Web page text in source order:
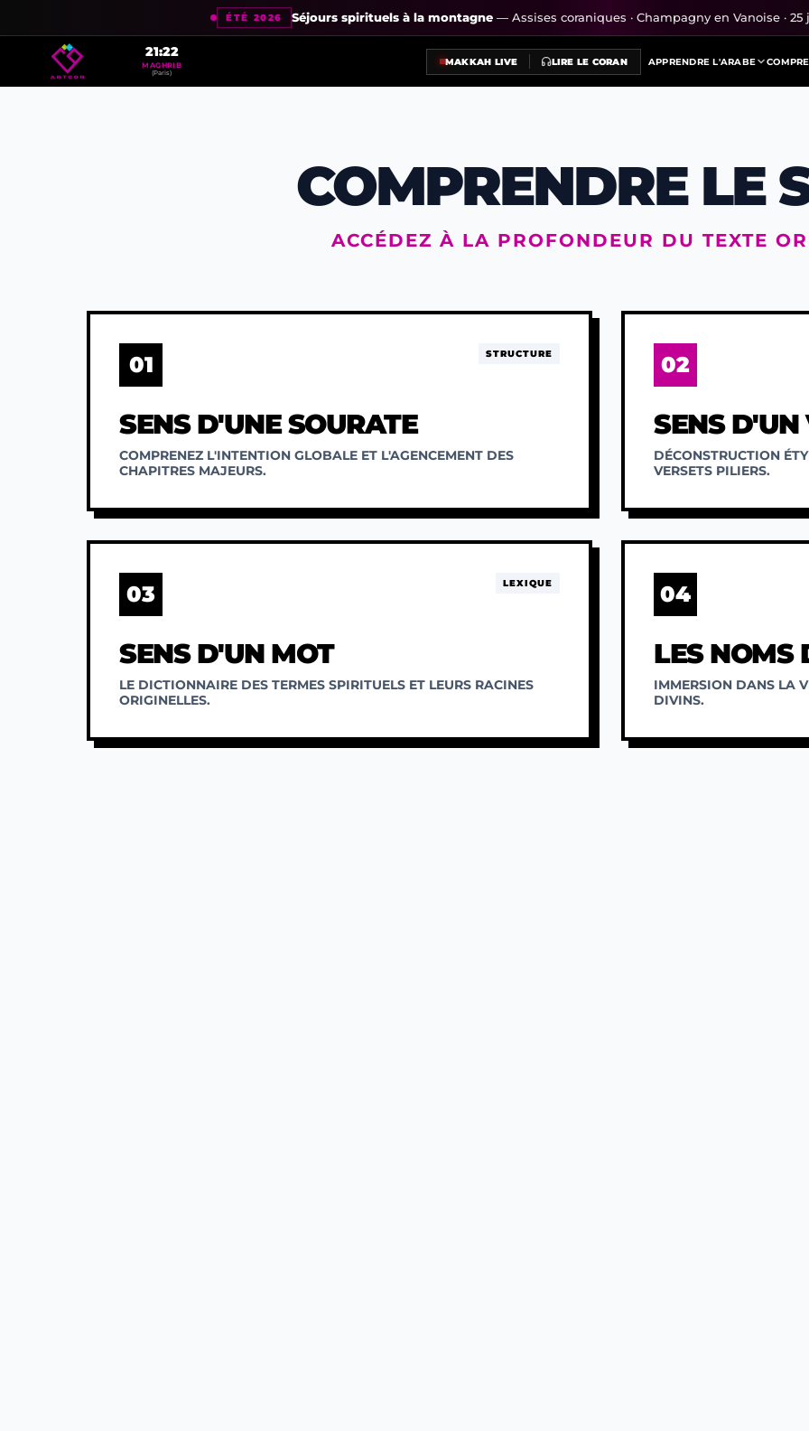
ÉTÉ 2026 Séjours spirituels à la montagne — Assises coraniques · Champagny en Vanoise ·
21:22
MAGHRIB
(Paris)
MAKKAH LIVE LIRE LE CORAN APPRENDRE L'ARABE
COMPRENDRE LE
ACCÉDEZ À LA PROFONDEUR DU TEXTE
01 STRUCTURE
SENS D'UNE SOURATE
COMPRENEZ L'INTENTION GLOBALE ET L'AGENCEMENT DES
CHAPITRES MAJEURS.
02
SENS D'UN
DÉCONSTRUCTION
VERSETS PILIERS.
03 LEXIQUE
SENS D'UN MOT
LE DICTIONNAIRE DES TERMES SPIRITUELS ET LEURS RACINES
ORIGINELLES.
04
LES NOMS
IMMERSION DANS LA
DIVINS.